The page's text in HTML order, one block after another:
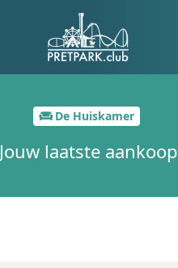
De Huiskamer
Jouw laatste aankoop